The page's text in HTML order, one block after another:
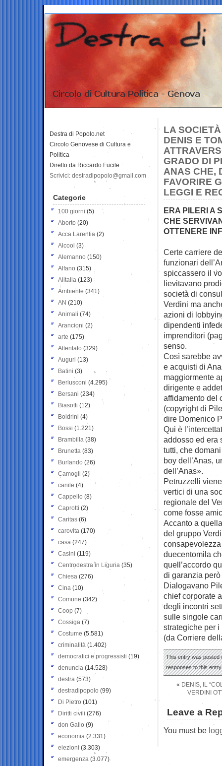
LA
DENIS E
GRADO DI
ANAS CHE,
FAVORIRE
LEGGI E
ERA PILERI A
CHE
OTTENERE
Certe carriere
funzionari
spiccassero il
lievitavano
società di
Verdini ma
azioni di
dipendenti
imprenditori
senso.
Così sarebbe
e acquisti di
maggiormente
dirigente e
affidamento del
(copyright di
dire Domenico
Qui è
addosso ed era
tutti, che
boy dell’Anas,
dell’Anas».
Petruzzelli
vertici di una
regionale del
come fosse
Accanto a
del gruppo
duecentomila
quell’accordo
di garanzia
Dialogavano
chief corporate
degli incontri
sulle singole
strategiche per i
(da Corriere
This entry was posted
responses to this
« DENIS, IL
VERDINI
Leave a
You must be
Destra di Popolo.net
Circolo Genovese di Cultura e
Politica
Diretto da Riccardo Fucile
Scrivici: destradipopolo@gmail.com
Categorie
100 giorni (5)
Aborto (20)
Acca Larentia (2)
Alcool (3)
Alemanno (150)
Alfano (315)
Alitalia (123)
Ambiente (341)
AN (210)
Animali (74)
Arancioni (2)
arte (175)
Attentato (329)
Auguri (13)
Batini (3)
Berlusconi (4.295)
Bersani (234)
Biasotti (12)
Boldrini (4)
Bossi (1.221)
Brambilla (38)
Brunetta (83)
Burlando (26)
Camogli (2)
canile (4)
Cappello (8)
Caprotti (2)
Caritas (6)
carovita (170)
casa (247)
Casini (119)
Centrodestra in Liguria (35)
Chiesa (276)
Cina (10)
Comune (342)
Coop (7)
Cossiga (7)
Costume (5.581)
criminalità (1.402)
democratici e progressisti (19)
denuncia (14.528)
destra (573)
destradipopolo (99)
Di Pietro (101)
Diritti civili (276)
don Gallo (9)
economia (2.331)
elezioni (3.303)
emergenza (3.077)